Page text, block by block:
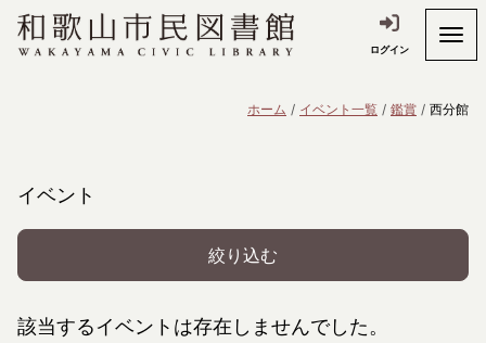
ログイン
ホーム イベント一覧 鑑賞 西分館
イベント
絞り込む
該当するイベントは存在しませんでした。